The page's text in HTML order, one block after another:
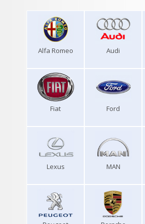
Alfa Romeo Audi
Fiat Ford
Lexus MAN